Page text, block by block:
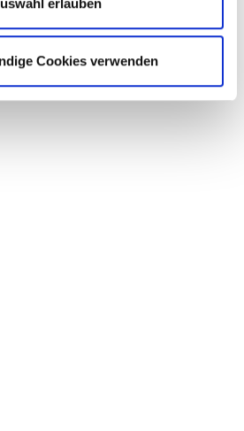
Cookies verwenden